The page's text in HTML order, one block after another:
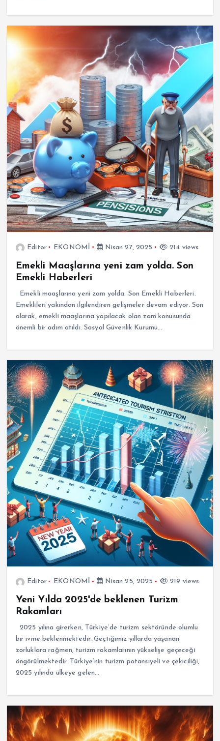
Editor EKONOMİ Nisan 27, 2025 214 views
Emekli Maaşlarına yeni zam yolda. Son
Emekli Haberleri
Emekli maaşlarına yeni zam yolda. Son Emekli Haberleri.
Emeklileri yakından ilgilendiren gelişmeler devam ediyor. Son
olarak, emekli maaşlarına yapılacak olan zam konusunda
önemli bir adım atıldı. Sosyal Güvenlik Kurumu…
Editor EKONOMİ Nisan 25, 2025 219 views
Yeni Yılda 2025'de beklenen Turizm
Rakamları
2025 yılına girerken, Türkiye’de turizm sektöründe olumlu
bir ivme beklenmektedir. Geçtiğimiz yıllarda yaşanan
zorluklara rağmen, turizm rakamlarının yükselişe geçeceği
öngörülmektedir. Türkiye’nin turizm potansiyeli ve çekiciliği,
2025 yılında ülkeye gelen…